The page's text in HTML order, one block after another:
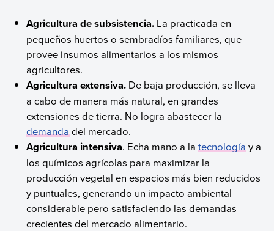
Agricultura de subsistencia. La practicada en
pequeños huertos o sembradíos familiares, que
provee insumos alimentarios a los mismos
agricultores.
Agricultura extensiva. De baja producción, se lleva
a cabo de manera más natural, en grandes
extensiones de tierra. No logra abastecer la
demandadel mercado.
Agricultura intensiva. Echa mano a latecnologíay a
los químicos agrícolas para maximizar la
producción vegetal en espacios más bien reducidos
y puntuales, generando un impacto ambiental
considerable pero satisfaciendo las demandas
crecientes del mercado alimentario.